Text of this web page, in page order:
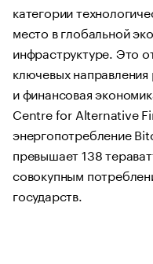
категории
место в глобальной
инфраструктуре. Это
ключевых
и финансовая
Centre for Alternative
энергопотребление
превышает 138
совокупным
государств.